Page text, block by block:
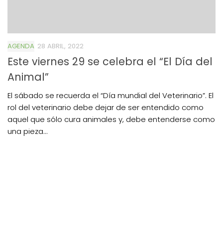
AGENDA 28 ABRIL, 2022
Este viernes 29 se celebra el “El Día del
Animal”
El sábado se recuerda el “Día mundial del Veterinario”. El
rol del veterinario debe dejar de ser entendido como
aquel que sólo cura animales y, debe entenderse como
una pieza...